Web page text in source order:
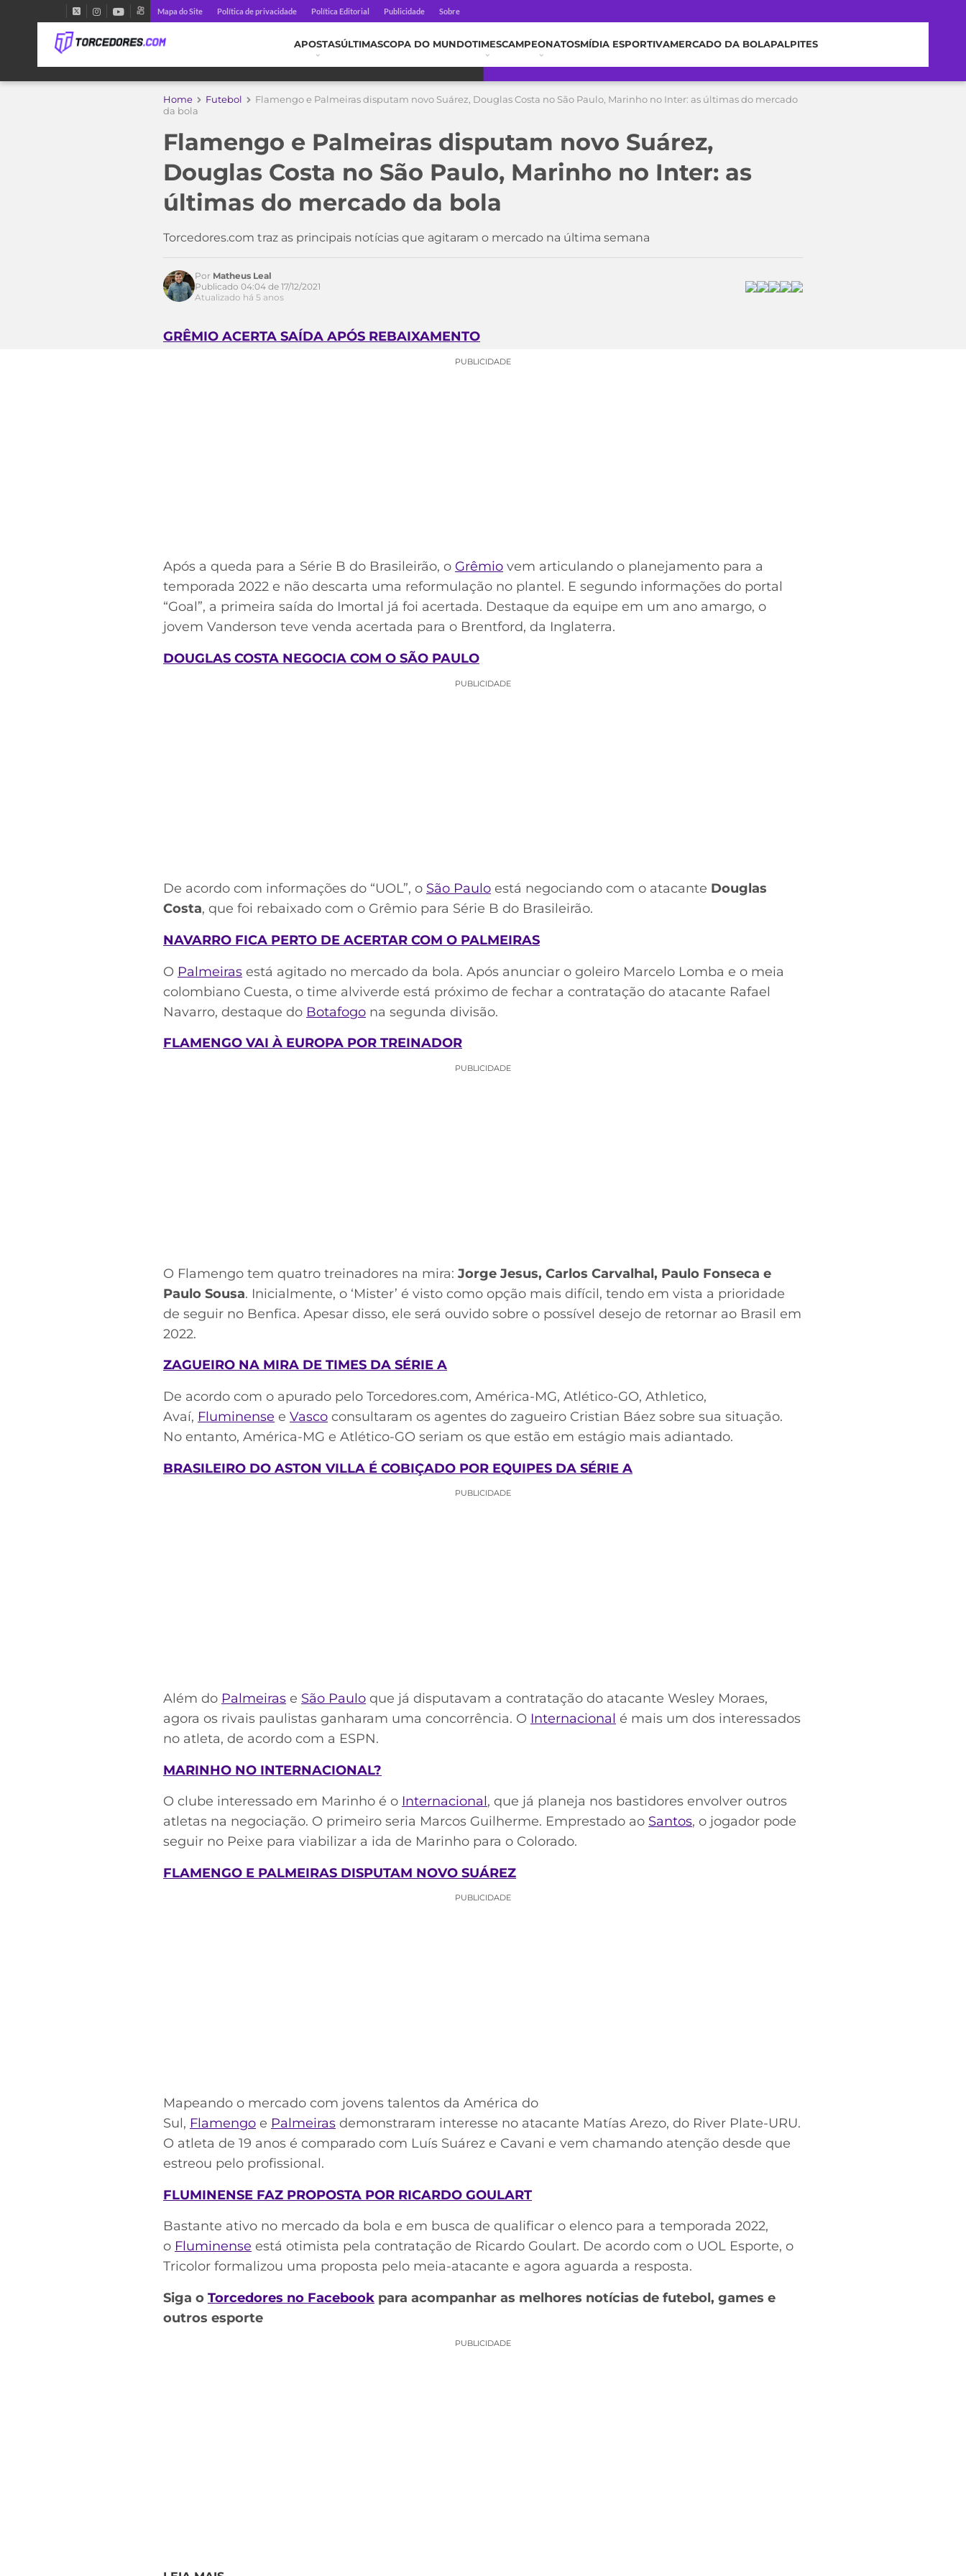
Mapa do Site Política de privacidade Política Editorial Publicidade Sobre
APOSTASÚLTIMASCOPA DO MUNDOTIMESCAMPEONATOSMÍDIA ESPORTIVAMERCADO DA BOLAPALPITES
Home Futebol
Flamengo e Palmeiras disputam novo Suárez, Douglas Costa no São Paulo, Marinho no Inter: as últimas do mercado
da bola
Flamengo e Palmeiras disputam novo Suárez,
Douglas Costa no São Paulo, Marinho no Inter: as
últimas do mercado da bola
Torcedores.com traz as principais notícias que agitaram o mercado na última semana
Acesse o perfil do autor
Por Matheus Leal
Publicado 04:04 de 17/12/2021
Atualizado há 5 anos
GRÊMIO ACERTA SAÍDA APÓS REBAIXAMENTO
PUBLICIDADE
Após a queda para a Série B do Brasileirão, o Grêmio vem articulando o planejamento para a
temporada 2022 e não descarta uma reformulação no plantel. E segundo informações do portal
“Goal”, a primeira saída do Imortal já foi acertada. Destaque da equipe em um ano amargo, o
jovem Vanderson teve venda acertada para o Brentford, da Inglaterra.
DOUGLAS COSTA NEGOCIA COM O SÃO PAULO
PUBLICIDADE
De acordo com informações do “UOL”, o São Paulo está negociando com o atacante Douglas
Costa, que foi rebaixado com o Grêmio para Série B do Brasileirão.
NAVARRO FICA PERTO DE ACERTAR COM O PALMEIRAS
O Palmeiras está agitado no mercado da bola. Após anunciar o goleiro Marcelo Lomba e o meia
colombiano Cuesta, o time alviverde está próximo de fechar a contratação do atacante Rafael
Navarro, destaque do Botafogo na segunda divisão.
FLAMENGO VAI À EUROPA POR TREINADOR
PUBLICIDADE
O Flamengo tem quatro treinadores na mira: Jorge Jesus, Carlos Carvalhal, Paulo Fonseca e
Paulo Sousa. Inicialmente, o ‘Mister’ é visto como opção mais difícil, tendo em vista a prioridade
de seguir no Benfica. Apesar disso, ele será ouvido sobre o possível desejo de retornar ao Brasil em
2022.
ZAGUEIRO NA MIRA DE TIMES DA SÉRIE A
De acordo com o apurado pelo Torcedores.com, América-MG, Atlético-GO, Athletico,
Avaí, Fluminense e Vasco consultaram os agentes do zagueiro Cristian Báez sobre sua situação.
No entanto, América-MG e Atlético-GO seriam os que estão em estágio mais adiantado.
BRASILEIRO DO ASTON VILLA É COBIÇADO POR EQUIPES DA SÉRIE A
PUBLICIDADE
Além do Palmeiras e São Paulo que já disputavam a contratação do atacante Wesley Moraes,
agora os rivais paulistas ganharam uma concorrência. O Internacional é mais um dos interessados
no atleta, de acordo com a ESPN.
MARINHO NO INTERNACIONAL?
O clube interessado em Marinho é o Internacional, que já planeja nos bastidores envolver outros
atletas na negociação. O primeiro seria Marcos Guilherme. Emprestado ao Santos, o jogador pode
seguir no Peixe para viabilizar a ida de Marinho para o Colorado.
FLAMENGO E PALMEIRAS DISPUTAM NOVO SUÁREZ
PUBLICIDADE
Mapeando o mercado com jovens talentos da América do
Sul, Flamengo e Palmeiras demonstraram interesse no atacante Matías Arezo, do River Plate-URU.
O atleta de 19 anos é comparado com Luís Suárez e Cavani e vem chamando atenção desde que
estreou pelo profissional.
FLUMINENSE FAZ PROPOSTA POR RICARDO GOULART
Bastante ativo no mercado da bola e em busca de qualificar o elenco para a temporada 2022,
o Fluminense está otimista pela contratação de Ricardo Goulart. De acordo com o UOL Esporte, o
Tricolor formalizou uma proposta pelo meia-atacante e agora aguarda a resposta.
Siga o Torcedores no Facebook para acompanhar as melhores notícias de futebol, games e
outros esporte
PUBLICIDADE